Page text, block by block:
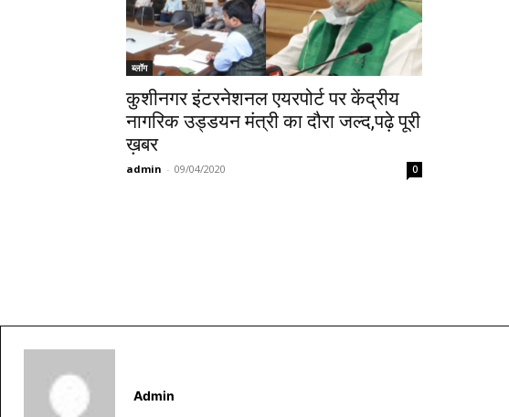
ब्लॉग
कुशीनगर इंटरनेशनल एयरपोर्ट पर केंद्रीय
नागरिक उड्डयन मंत्री का दौरा जल्द,पढ़े पूरी
ख़बर
admin - 09/04/2020 0
Admin